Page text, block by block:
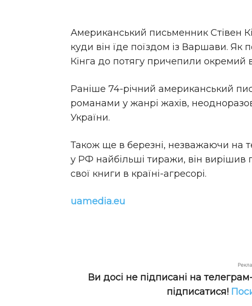
Американський письменник Стівен
куди він їде поїздом із Варшави.
Кінга до потягу причепили окремий
Раніше 74-річний американський
романами у жанрі жахів,
України.
Також ще в березні, незважаючи на
у РФ найбільші тиражи, він вирішив
свої книги в країні-агресорі.
uamedia.eu
Ви досі не підписані на
підписатися!